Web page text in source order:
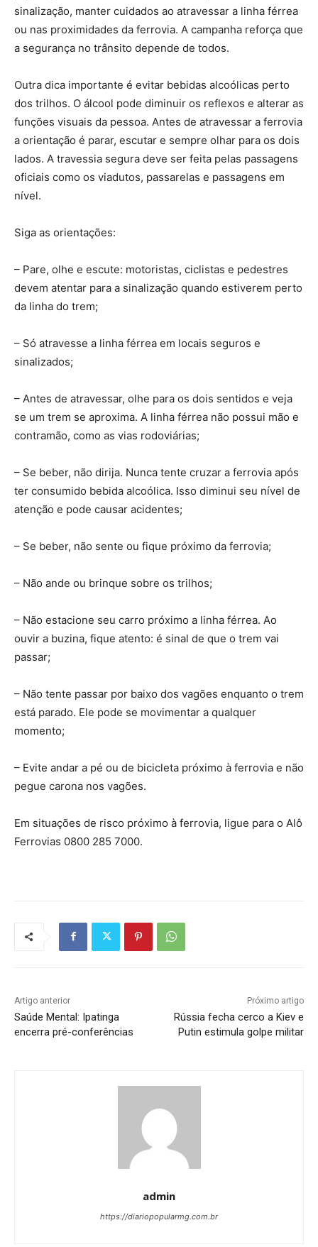
sinalização, manter cuidados ao atravessar a linha férrea
ou nas proximidades da ferrovia. A campanha reforça que
a segurança no trânsito depende de todos.
Outra dica importante é evitar bebidas alcoólicas perto
dos trilhos. O álcool pode diminuir os reflexos e alterar as
funções visuais da pessoa. Antes de atravessar a ferrovia
a orientação é parar, escutar e sempre olhar para os dois
lados. A travessia segura deve ser feita pelas passagens
oficiais como os viadutos, passarelas e passagens em
nível.
Siga as orientações:
– Pare, olhe e escute: motoristas, ciclistas e pedestres
devem atentar para a sinalização quando estiverem perto
da linha do trem;
– Só atravesse a linha férrea em locais seguros e
sinalizados;
– Antes de atravessar, olhe para os dois sentidos e veja
se um trem se aproxima. A linha férrea não possui mão e
contramão, como as vias rodoviárias;
– Se beber, não dirija. Nunca tente cruzar a ferrovia após
ter consumido bebida alcoólica. Isso diminui seu nível de
atenção e pode causar acidentes;
– Se beber, não sente ou fique próximo da ferrovia;
– Não ande ou brinque sobre os trilhos;
– Não estacione seu carro próximo a linha férrea. Ao
ouvir a buzina, fique atento: é sinal de que o trem vai
passar;
– Não tente passar por baixo dos vagões enquanto o trem
está parado. Ele pode se movimentar a qualquer
momento;
– Evite andar a pé ou de bicicleta próximo à ferrovia e não
pegue carona nos vagões.
Em situações de risco próximo à ferrovia, ligue para o Alô
Ferrovias 0800 285 7000.
Artigo anterior
Saúde Mental: Ipatinga
encerra pré-conferências
Próximo artigo
Rússia fecha cerco a Kiev e
Putin estimula golpe militar
admin
https://diariopopularmg.com.br